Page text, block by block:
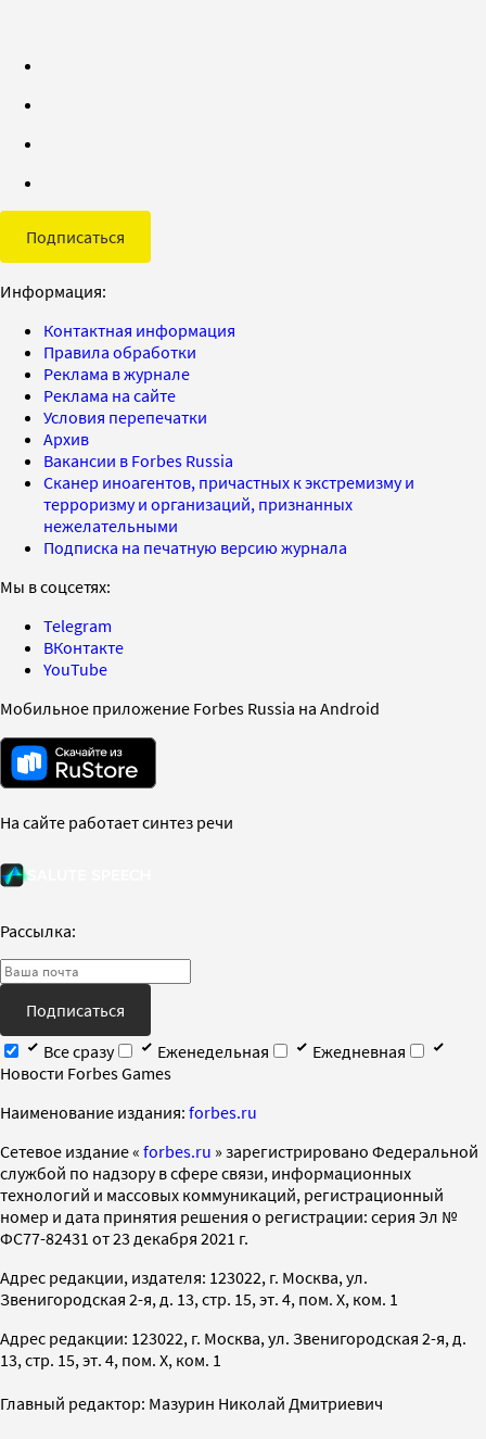
Подписаться
Информация:
Контактная информация
Правила обработки
Реклама в журнале
Реклама на сайте
Условия перепечатки
Архив
Вакансии в Forbes Russia
Сканер иноагентов, причастных к экстремизму и
терроризму и организаций, признанных
нежелательными
Подписка на печатную версию журнала
Мы в соцсетях:
Telegram
ВКонтакте
YouTube
Мобильное приложение Forbes Russia на Android
На сайте работает синтез речи
Рассылка:
Подписаться
Все сразу
Еженедельная
Ежедневная
Новости Forbes Games
Наименование издания: forbes.ru
Cетевое издание « forbes.ru » зарегистрировано Федеральной
службой по надзору в сфере связи, информационных
технологий и массовых коммуникаций, регистрационный
номер и дата принятия решения о регистрации: серия Эл №
ФС77-82431 от 23 декабря 2021 г.
Адрес редакции, издателя: 123022, г. Москва, ул.
Звенигородская 2-я, д. 13, стр. 15, эт. 4, пом. X, ком. 1
Адрес редакции: 123022, г. Москва, ул. Звенигородская 2-я, д.
13, стр. 15, эт. 4, пом. X, ком. 1
Главный редактор: Мазурин Николай Дмитриевич